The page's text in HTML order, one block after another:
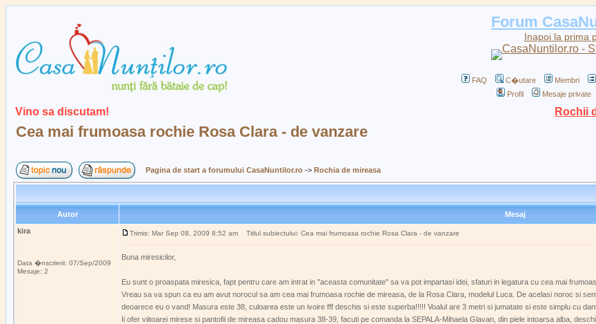
Forum
Inapoi la prima
FAQ C�utare Membri
Profil
Mesaje private
Vino sa discutam! Rochii
Cea mai frumoasa rochie Rosa Clara - de vanzare
Pagina de start a forumului CasaNuntilor.ro -> Rochia de mireasa
Autor
Mesaj
kira
Data �nscrierii: 07/Sep/2009
Mesaje: 2
Trimis: Mar Sep 08, 2009 8:52 am Titlul subiectului: Cea mai frumoasa rochie Rosa Clara - de vanzare
Buna miresicilor,
Eu sunt o proaspata miresica, fapt pentru care am intrat in "aceasta comunitate" sa va pot impartasi idei, sfaturi in legatura cu cea mai
Vreau sa va spun ca eu am avut norocul sa am cea mai frumoasa rochie de mireasa, de la Rosa Clara, modelul Luca. De acelasi noroc si
deoarece eu o vand! Masura este 38, culoarea este un ivoire fff deschis si este superba!!!!! Voalul are 3 metri si jumatate si este simplu cu
Ii ofer viitoarei mirese si pantofii de mireasa cadou masura 38-39, facuti pe comanda la SEPALA-Mihaela Glavan, din piele intoarsa alba,